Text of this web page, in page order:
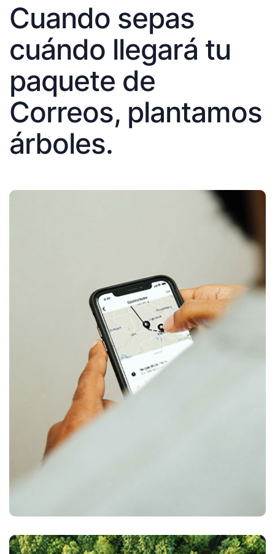
Cuando sepas
cuándo llegará tu
paquete de
Correos, plantamos
árboles.